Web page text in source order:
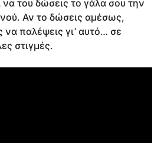
να του δώσεις το γάλα σου την
Αν το δώσεις αμέσως,
παλέψεις γι’ αυτό… σε
στιγμές.